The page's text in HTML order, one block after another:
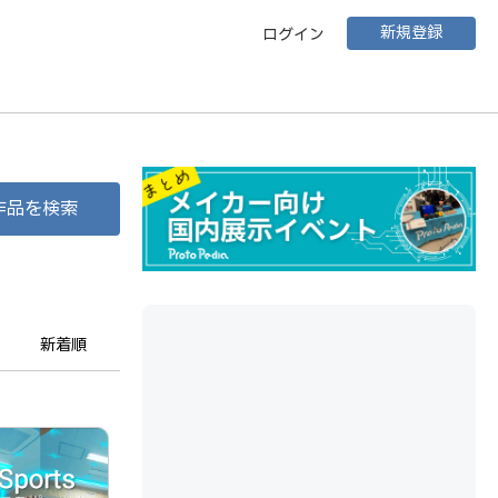
ログイン 新規登録
品を検索
新着順